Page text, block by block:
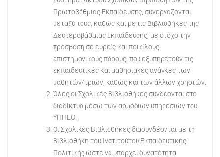
Πρωτοβάθμιας Εκπαίδευσης, συνεργάζονται
μεταξύ τους, καθώς και με τις Βιβλιοθήκες της
Δευτεροβάθμιας Εκπαίδευσης, με στόχο την
πρόσβαση σε ευρείς και ποικίλους
επιστημονικούς πόρους, που εξυπηρετούν τις
εκπαιδευτικές και μαθησιακές ανάγκες των
μαθητών/τριών, καθώς και των άλλων χρηστών.
Όλες οι Σχολικές Βιβλιοθήκες συνδέονται στο
διαδίκτυο μέσω των αρμόδιων υπηρεσιών του
ΥΠΠΕΘ.
Οι Σχολικές Βιβλιοθήκες διασυνδέονται με τη
Βιβλιοθήκη του Ινστιτούτου Εκπαιδευτικής
Πολιτικής ώστε να υπάρχει δυνατότητα